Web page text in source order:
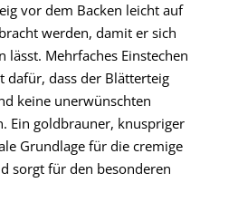
vor dem Backen leicht auf
werden, damit er sich
lässt. Mehrfaches Einstechen
dafür, dass der Blätterteig
keine unerwünschten
Ein goldbrauner, knuspriger
Grundlage für die cremige
sorgt für den besonderen